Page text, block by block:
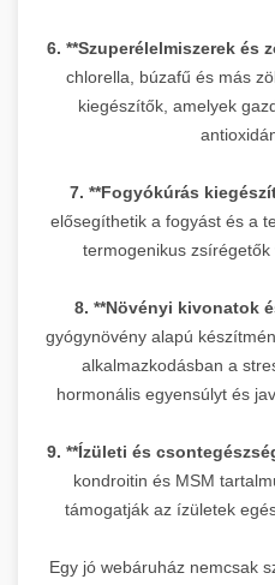
6. **Szuperélelmiszerek és
chlorella, búzafű és más
kiegészítők, amelyek
7. **Fogyókúrás
elősegíthetik a fogyást és a
termogenikus zsírégetők
8. **Növényi kivonatok
gyógynövény alapú
alkalmazkodásban a
hormonális egyensúlyt és
9. **Ízületi és
kondroitin és MSM
támogatják az ízületek
Egy jó webáruház nemcsak